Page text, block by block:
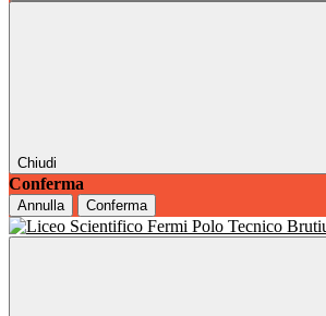
Chiudi
Conferma
Annulla Conferma